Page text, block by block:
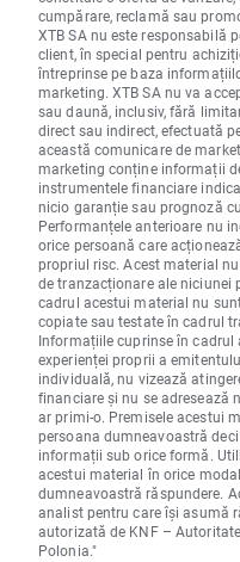
cumpărare, reclamă sau
XTB SA nu este responsabilă
client, în special pentru
întreprinse pe baza
marketing. XTB SA nu va
sau daună, inclusiv, fără
direct sau indirect, efectuată
această comunicare de
marketing conține informații
instrumentele financiare
nicio garanție sau prognoză
Performanțele anterioare nu
orice persoană care
propriul risc. Acest material
de tranzacționare ale niciunei
cadrul acestui material nu
copiate sau testate în cadrul
Informațiile cuprinse în
experienței proprii a
individuală, nu vizează
financiare și nu se adresează
ar primi-o. Premisele acestui
persoana dumneavoastră
informații sub orice formă.
acestui material în orice
dumneavoastră răspundere.
analist pentru care își asumă
autorizată de KNF –
Polonia."